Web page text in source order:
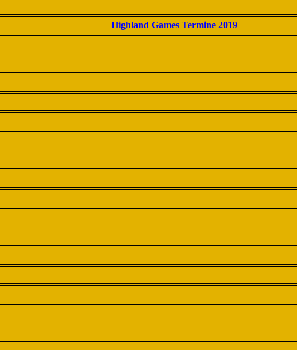
Highland Games Termine 2019